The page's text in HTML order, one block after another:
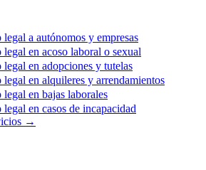
a autónomos y empresas
legal en acoso laboral o sexual
legal en adopciones y tutelas
legal en alquileres y arrendamientos
en bajas laborales
en casos de incapacidad
→